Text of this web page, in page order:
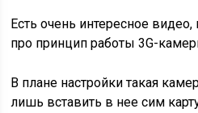
Есть очень интересное
про принцип работы 3G-
В плане настройки такая
лишь вставить в нее сим